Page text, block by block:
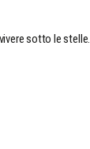
sotto le stelle.